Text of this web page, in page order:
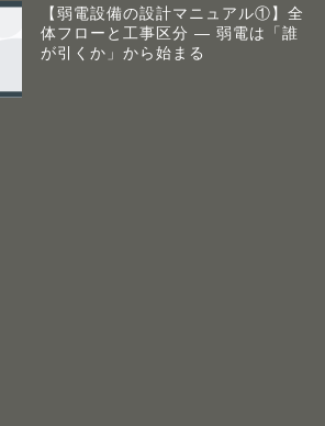
【弱電設備の設計マニュアル①】全
体フローと工事区分 ― 弱電は「誰
が引くか」から始まる